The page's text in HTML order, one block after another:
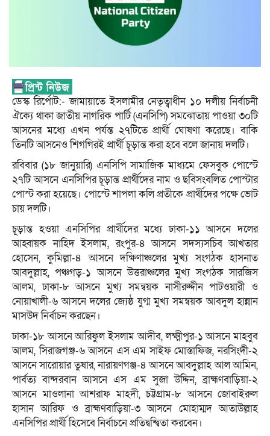
ডেস্ক রির্পোট:- জামায়াতে ইসলামীর নেতৃত্বাধীন ১০ দলীয় নির্বাচনী
ঐক্যে থাকা জাতীয় নাগরিক পার্টি (এনসিপি) সমঝোতায় পাওয়া ৩০টি
আসনের মধ্যে এখন পর্যন্ত ২৭টিতে প্রার্থী ঘোষণা করেছে। বাকি
তিনটি আসনেও শিগগিরই প্রার্থী চূড়ান্ত করা হবে বলে জানায় দলটি।
রবিবার (১৮ জানুয়ারি) এনসিপি সামাজিক মাধ্যমে ফেসবুক পোস্টে
২৭টি আসনে এনসিপির চূড়ান্ত প্রার্থীদের নাম ও ছবিসংবলিত পোস্টার
পোস্ট করা হয়েছে। পোস্টে শাপলা কলি প্রতীকে প্রার্থীদের পক্ষে ভোট
চায় দলটি।
চূড়ান্ত হওয়া এনসিপির প্রার্থীদের মধ্যে ঢাকা-১১ আসনে দলের
আহ্বায়ক নাহিদ ইসলাম, রংপুর-৪ আসনে সদস্যসচিব আখতার
হোসেন, কুমিল্লা-৪ আসনে দক্ষিণাঞ্চলের মুখ্য সংগঠক হাসনাত
আবদুল্লাহ, পঞ্চগড়-১ আসনে উত্তরাঞ্চলের মুখ্য সংগঠক সারজিস
আলম, ঢাকা-৮ আসনে মুখ্য সমন্বয়ক নাসীরুদ্দীন পাটওয়ারী ও
নোয়াখালী-৬ আসনে দলের জ্যেষ্ঠ যুগ্ম মুখ্য সমন্বয়ক আবদুল হান্নান
মাসউদ নির্বাচন করছেন।
ঢাকা-১৮ আসনে আরিফুল ইসলাম আদীব, লক্ষ্মীপুর-১ আসনে মাহবুব
আলম, সিরাজগঞ্জ-৬ আসনে এস এম সাইফ মোস্তাফিজ, নরসিংদী-২
আসনে সারোয়ার তুষার, নারায়ণগঞ্জ-৪ আসনে আবদুল্লাহ আল আমিন,
পার্বত্য বান্দরবান আসনে এস এম সুজা উদ্দিন, ব্রাহ্মণবাড়িয়া-২
আসনে মাওলানা আশরাফ মাহদী, চট্টগ্রাম-৮ আসনে জোবাইরুল
হাসান আরিফ ও ব্রাহ্মণবাড়িয়া-৩ আসনে মোহাম্মদ আতাউল্লাহ
এনসিপির প্রার্থী হিসেবে নির্বাচনে প্রতিদ্বন্দ্বিতা করবেন।